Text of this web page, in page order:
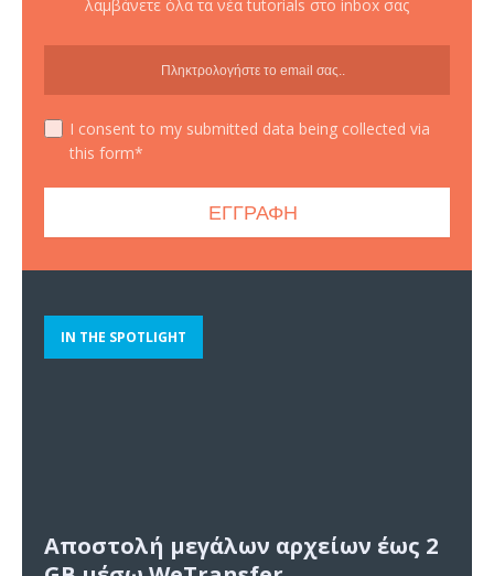
λαμβάνετε όλα τα νέα tutorials στο inbox σας
I consent to my submitted data being collected via
this form*
IN THE SPOTLIGHT
Αποστολή μεγάλων αρχείων έως 2